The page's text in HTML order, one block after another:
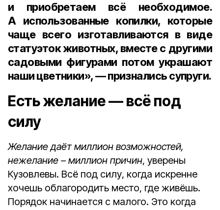
и приобретаем всё необходимое.
А использованные копилки, которые
чаще всего изготавливаются в виде
статуэток животных, вместе с другими
садовыми фигурами потом украшают
наши цветники», — признались супруги.
Есть желание — всё под
силу
Желание даёт миллион возможностей,
нежелание – миллион причин, уверены
Кузовлевы. Всё под силу, когда искренне
хочешь облагородить место, где живёшь.
Порядок начинается с малого. Это когда